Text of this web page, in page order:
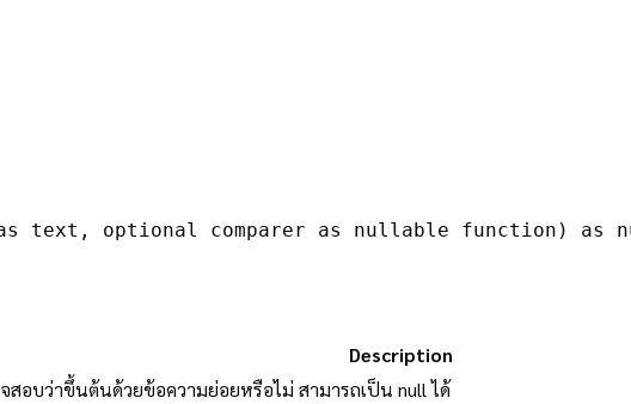
text, optional comparer as nullable function) as
Description
สอบว่าขึ้นต้นด้วยข้อความย่อยหรือไม่ สามารถเป็น null ได้